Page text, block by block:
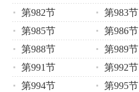
第982节 第983节
第985节
第986节
第988节
第989节
第991节
第992节
第994节
第995节